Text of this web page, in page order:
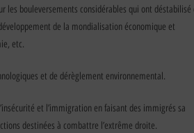
bouleversements considérables qui ont déstabilisé
de la mondialisation économique et
etc.
et de dérèglement environnemental.
et l’immigration en faisant des immigrés sa
destinées à combattre l’extrême droite.